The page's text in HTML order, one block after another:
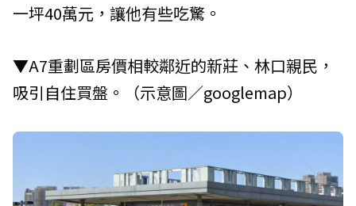
一坪40萬元，讓他有些吃驚。
▼A7重劃區房價相較鄰近的新莊、林口親民，
吸引自住買盤。（示意圖／googlemap）